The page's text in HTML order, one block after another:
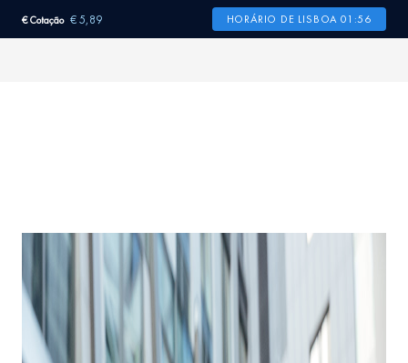
€ Cotação € 5,89 HORÁRIO DE LISBOA 01:56